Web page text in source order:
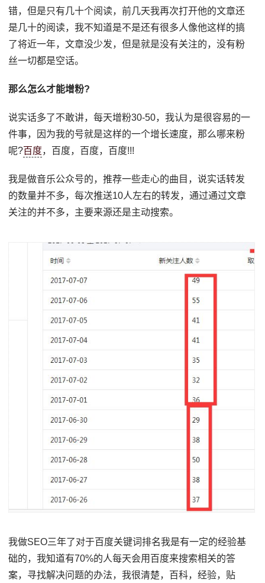
错，但是只有几十个阅读，前几天我再次打开他的文章还
是几十的阅读，我不知道是不是还有很多人像他这样的搞
了将近一年，文章没少发，但是就是没有关注的，没有粉
丝一切都是空话。
那么怎么才能增粉?
说实话多了不敢讲，每天增粉30-50，我认为是很容易的一
件事，因为我的号就是这样的一个增长速度，那么哪来粉
呢?百度，百度，百度，百度!!!
我是做音乐公众号的，推荐一些走心的曲目，说实话转发
的数量并不多，每次推送10人左右的转发，通过通过文章
关注的并不多，主要来源还是主动搜索。
我做SEO三年了对于百度关键词排名我是有一定的经验基
础的，我知道有70%的人每天会用百度来搜索相关的答
案，寻找解决问题的办法，我很清楚，百科，经验，贴